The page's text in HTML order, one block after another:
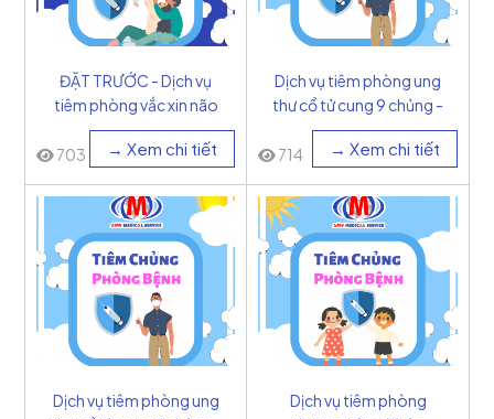
ĐẶT TRƯỚC - Dịch vụ
tiêm phòng vắc xin não
mô cầu nhóm B đa
thành phần - Bexsero
703 → Xem chi tiết
Dịch vụ tiêm phòng ung
thư cổ tử cung 9 chủng -
Mỹ
714
→ Xem chi tiết
Dịch vụ tiêm phòng ung
Dịch vụ tiêm phòng